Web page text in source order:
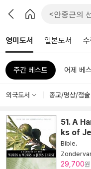
영미도서 일본도서
주간 베스트 어제 베
외국도서 종교/명상/점술
51. A
ks of
Bible.
29,700